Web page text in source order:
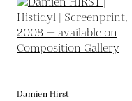
Damien Hirst